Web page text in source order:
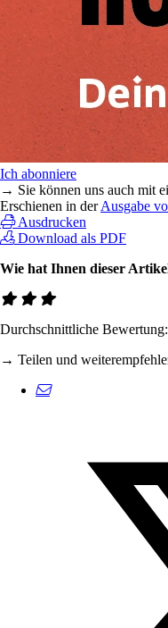
Ich abonniere
→ Sie können uns auch mit
Erschienen in derAusgabe
Ausdrucken
Download als PDF
Wie hat Ihnen dieser
Durchschnittliche Bewertung:
→ Teilen und